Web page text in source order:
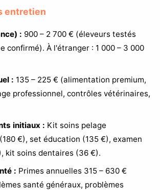
entretien
: 900 – 2 700 € (éleveurs testés
confirmé). À l'étranger : 1 000 – 3 000
: 135 – 225 € (alimentation premium,
professionnel, contrôles vétérinaires,
initiaux : Kit soins pelage
€), set éducation (135 €), examen
kit soins dentaires (36 €).
: Primes annuelles 315 – 630 €
santé généraux, problèmes